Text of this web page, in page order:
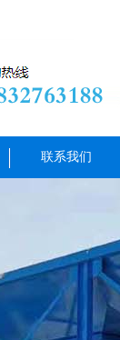
联系我们